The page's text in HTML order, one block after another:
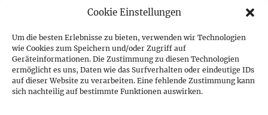
Cookie Einstellungen
Um die besten Erlebnisse zu bieten, verwenden wir Technologien
wie Cookies zum Speichern und/oder Zugriff auf
Geräteinformationen. Die Zustimmung zu diesen Technologien
ermöglicht es uns, Daten wie das Surfverhalten oder eindeutige IDs
auf dieser Website zu verarbeiten. Eine fehlende Zustimmung kann
sich nachteilig auf bestimmte Funktionen auswirken.
Vereinsnews
Wir auf Youtube